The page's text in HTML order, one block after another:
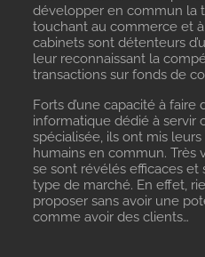
développer en commun la
touchant au commerce et à
cabinets sont détenteurs
leur reconnaissant la
transactions sur fonds de
Forts d’une capacité à
informatique dédié à servir
spécialisée, ils ont mis
humains en commun. Très
se sont révélés efficaces
type de marché. En effet,
proposer sans avoir une
comme avoir des clients…